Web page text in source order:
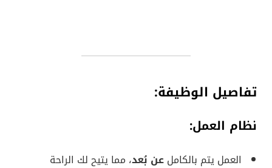
تفاصيل الوظيفة:
نظام العمل:
العمل يتم بالكامل عن بُعد، مما يتيح لك الراحة